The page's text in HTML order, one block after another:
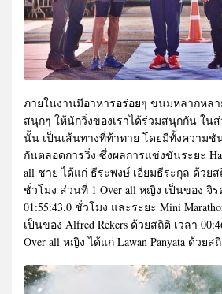
ภายในงานมีอาหารอร่อยๆ ขนมหลากหล
สนุกๆ ให้นักวิ่งของเราได้ร่วมสนุกกัน ใน
นั้น เป็นเส้นทางที่ท้าทาย โดยมีทั้งความ
กันตลอดการวิ่ง ซึ่งผลการแข่งขันระยะ
all ชาย ได้แก่ ธีระพงษ์ เอี่ยมธีระกุล ด้วยส
ชั่วโมง ส่วนที่ 1 Over all หญิง เป็นของ จิ
01:55:43.0 ชั่วโมง และระยะ Mini
เป็นของ Alfred Rekers ด้วยสถิติ เวลา
Over all หญิง ได้แก่ Lawan Panyata ด้วยส